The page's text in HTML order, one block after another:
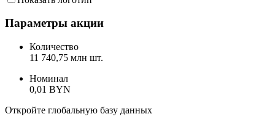
Параметры акции
Количество
11 740,75 млн шт.
Номинал
0,01 BYN
Откройте глобальную базу данных